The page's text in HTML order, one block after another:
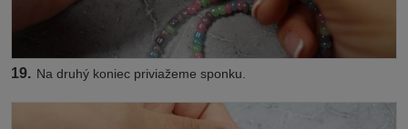
19. Na druhý koniec priviažeme sponku.